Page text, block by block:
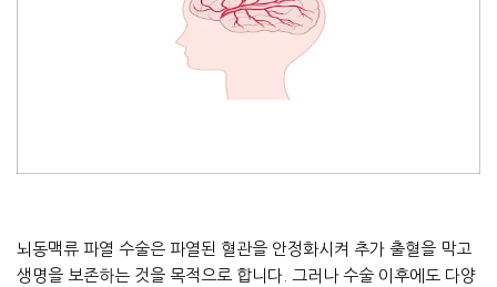
뇌동맥류 파열 수술은 파열된 혈관을 안정화시켜 추가 출혈을 막고
생명을 보존하는 것을 목적으로 합니다. 그러나 수술 이후에도 다양